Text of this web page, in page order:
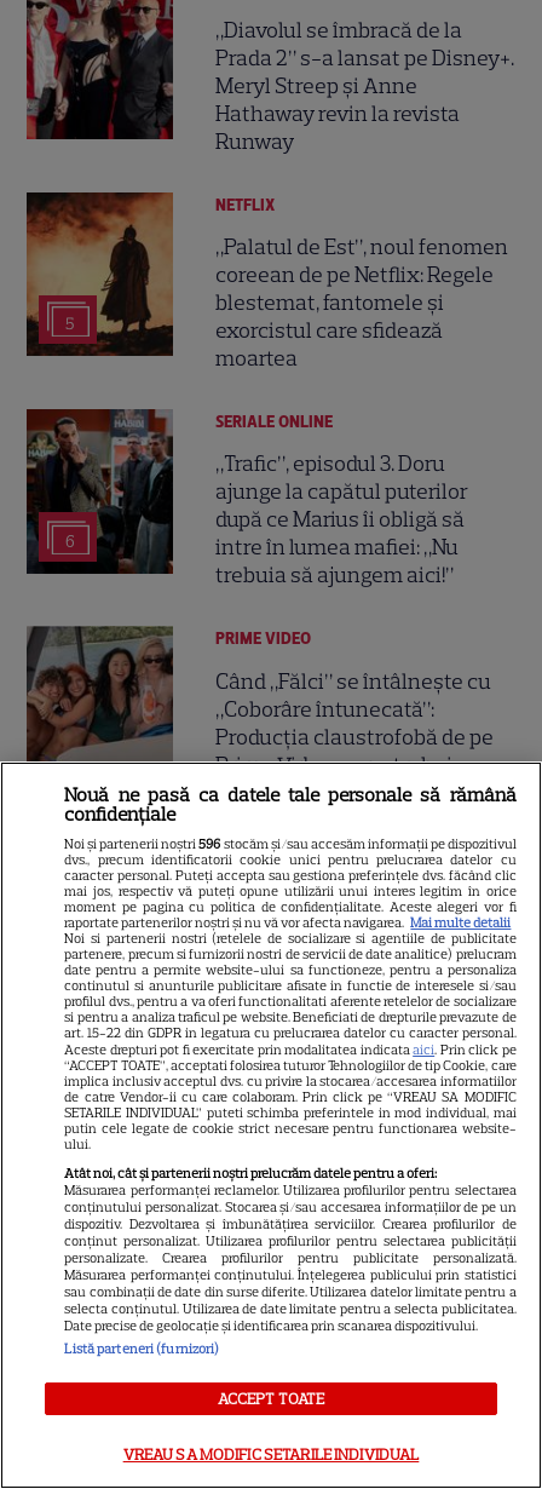
„Diavolul se îmbracă de la
Prada 2” s-a lansat pe Disney+.
Meryl Streep și Anne
Hathaway revin la revista
Runway
5
NETFLIX
„Palatul de Est”, noul fenomen
coreean de pe Netflix: Regele
blestemat, fantomele și
exorcistul care sfidează
moartea
6
SERIALE ONLINE
„Trafic”, episodul 3. Doru
ajunge la capătul puterilor
după ce Marius îi obligă să
intre în lumea mafiei: „Nu
trebuia să ajungem aici!”
PRIME VIDEO
Când „Fălci” se întâlnește cu
„Coborâre întunecată”:
Producția claustrofobă de pe
Prime Video ce nu trebuie
ratată
18
DISNEY PLUS
Ce vedem pe streaming între
27 iulie și 2 august 2026:
Diavolul se îmbracă de la Prada
2 pe Disney+ și mari noutăți
Netflix
NETFLIX
Josh Hartnett revine pe Netflix
în thrillerul „Below”! Noutăți
majore despre premiile Emmy
și noul serial Dan Brown
DISNEY PLUS
Care-i buna și care-i reaua?
Emmy Rossum revine
thrillerul psihologic „Furie și
Nouă ne pasă ca datele tale personale să rămână
confidențiale
Noi și partenerii noștri596 stocăm și/sau accesăm informații pe dispozitivul
dvs., precum identificatorii cookie unici pentru prelucrarea datelor cu
caracter personal. Puteți accepta sau gestiona preferințele dvs. făcând clic
mai jos, respectiv vă puteți opune utilizării unui interes legitim în orice
moment pe pagina cu politica de confidențialitate. Aceste alegeri vor fi
raportate partenerilor noștri și nu vă vor afecta navigarea. Mai multe detalii
Noi si partenerii nostri (retelele de socializare si agentiile de publicitate
partenere, precum si furnizorii nostri de servicii de date analitice) prelucram
date pentru a permite website-ului sa functioneze, pentru a personaliza
continutul si anunturile publicitare afisate in functie de interesele si/sau
profilul dvs., pentru a va oferi functionalitati aferente retelelor de socializare
si pentru a analiza traficul pe website. Beneficiati de drepturile prevazute de
art. 15-22 din GDPR in legatura cu prelucrarea datelor cu caracter personal.
Aceste drepturi pot fi exercitate prin modalitatea indicataaici. Prin click pe
“ACCEPT TOATE”, acceptati folosirea tuturor Tehnologiilor de tip Cookie, care
implica inclusiv acceptul dvs. cu privire la stocarea/accesarea informatiilor
de catre Vendor-ii cu care colaboram. Prin click pe “VREAU SA MODIFIC
SETARILE INDIVIDUAL” puteti schimba preferintele in mod individual, mai
putin cele legate de cookie strict necesare pentru functionarea website-
ului.
Atât noi, cât și partenerii noștri prelucrăm datele pentru a oferi:
Măsurarea performanței reclamelor. Utilizarea profilurilor pentru selectarea
conținutului personalizat. Stocarea și/sau accesarea informațiilor de pe un
dispozitiv. Dezvoltarea și îmbunătățirea serviciilor. Crearea profilurilor de
conținut personalizat. Utilizarea profilurilor pentru selectarea publicității
personalizate. Crearea profilurilor pentru publicitate personalizată.
Măsurarea performanței conținutului. Înțelegerea publicului prin statistici
sau combinații de date din surse diferite. Utilizarea datelor limitate pentru a
selecta conținutul. Utilizarea de date limitate pentru a selecta publicitatea.
Date precise de geolocație și identificarea prin scanarea dispozitivului.
Listă parteneri (furnizori)
ACCEPT TOATE
VREAU SA MODIFIC SETARILE INDIVIDUAL